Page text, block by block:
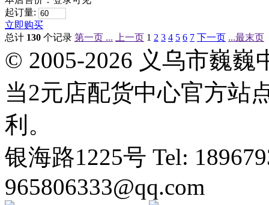
起订量:
立即购买
总计 130 个记录 第一页 ... 上一页 1 2 3 4 5 6 7 下一页 ...最末页
© 2005-2026 义乌市巍
当2元店配货中心官方站
利。
银海路1225号 Tel:
965806333@qq.com